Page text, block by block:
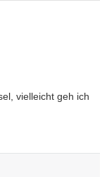
vielleicht geh ich